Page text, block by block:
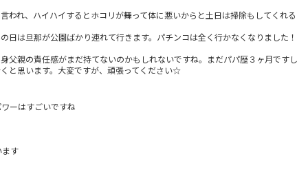
われ、ハイハイするとホコリが舞って体に悪いからと土日は掃除もしてくれ
日は旦那が公園ばかり連れて行きます。パチンコは全く行かなくなりました！
父親の責任感がまだ持てないのかもしれないですね。まだパパ歴３ヶ月です
と思います。大変ですが、頑張ってください☆
ーはすごいですね
ます